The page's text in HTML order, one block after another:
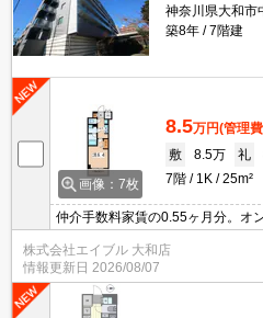
神奈川県大和市
築8年
7階建
画像：7枚
8.5万円(管理
敷
8.5万 礼
7階
1K 25m²
仲介手数料家賃の0.55ヶ月分。オ
わせ、物件ご案内可能。安心のオ
便利な宅配BOX。敷地内防犯カメ
用。
株式会社エイブル 大和店
情報更新日 2026/08/07